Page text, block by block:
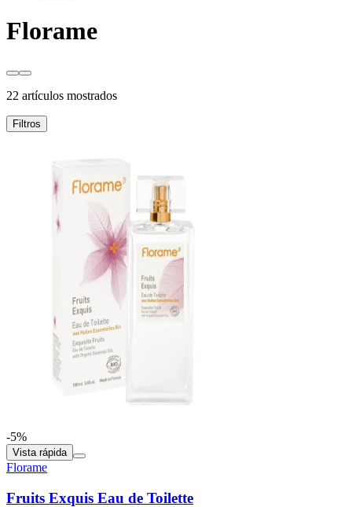
Florame
22 artículos mostrados
Filtros
-5%
Vista rápida
Florame
Fruits Exquis Eau de Toilette